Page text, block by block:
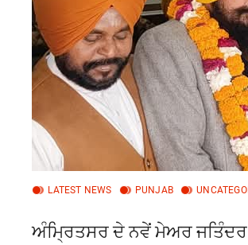
LATEST NEWS PUNJAB
ਅੰਮ੍ਰਿਤਸਰ ਦੇ ਨਵੇਂ ਮੇਅਰ